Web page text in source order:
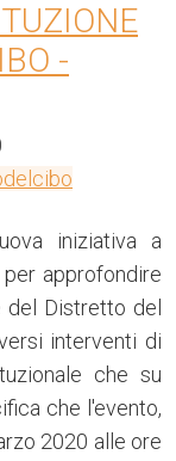
-
iniziativa a
approfondire
Distretto del
interventi di
che su
che l'evento,
2020 alle ore